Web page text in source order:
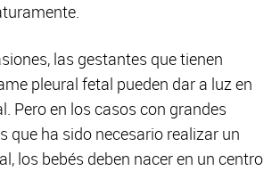
las gestantes que tienen
pleural fetal pueden dar a luz en
Pero en los casos con grandes
que ha sido necesario realizar un
los bebés deben nacer en un centro